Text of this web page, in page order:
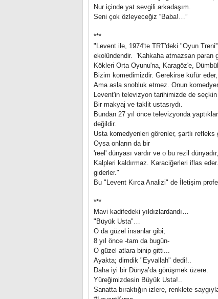
Nur içinde yat sevgili arkadaşım.
Seni çok özleyeceğiz “Baba!…”
***
"Levent ile, 1974'te TRT'deki "Oyun
ekolündendir. 'Kahkaha atmazsan paran
Kökleri Orta Oyunu'na, Karagöz'e,
Bizim komedimizdir. Gerekirse küfür
Ama asla snobluk etmez. Onun
Levent'in televizyon tarihimizde de
Bir makyaj ve taklit ustasıydı.
Bundan 27 yıl önce televizyonda
değildir.
Usta komedyenleri görenler, şartlı
Oysa onların da bir
'reel' dünyası vardır ve o bu rezil
Kalpleri kaldırmaz. Karaciğerleri iflas
giderler."
Bu "Levent Kırca Analizi" de İletişim
***
Mavi kadifedeki yıldızlardandı…
"Büyük Usta"…
O da güzel insanlar gibi;
8 yıl önce -tam da bugün-
O güzel atlara binip gitti...
Ayakta; dimdik "Eyvallah" dedi!..
Daha iyi bir Dünya’da görüşmek üzere.
Yüreğimizdesin Büyük Usta!..
Sanatta bıraktığın izlere, renklete